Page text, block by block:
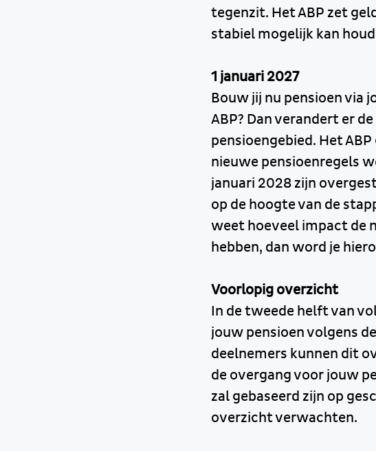
tegenzit. Het ABP zet
stabiel mogelijk kan
1 januari 2027
Bouw jij nu pensioen via
ABP? Dan verandert er
pensioengebied. Het
nieuwe pensioenregels
januari 2028 zijn
op de hoogte van de
weet hoeveel impact de
hebben, dan word je
Voorlopig overzicht
In de tweede helft van
jouw pensioen volgens
deelnemers kunnen dit
de overgang voor jouw
zal gebaseerd zijn op
overzicht verwachten.